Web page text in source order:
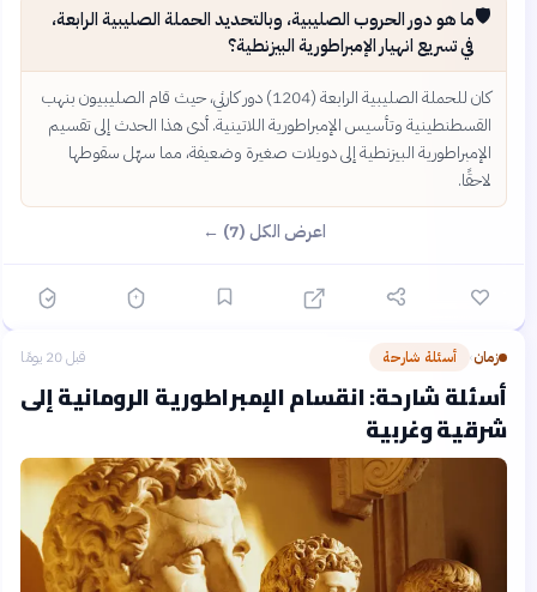
🛡️ما هو دور الحروب الصليبية، وبالتحديد الحملة الصليبية الرابعة،
في تسريع انهيار الإمبراطورية البيزنطية؟
كان للحملة الصليبية الرابعة (1204) دور كارثي، حيث قام الصليبيون بنهب
القسطنطينية وتأسيس الإمبراطورية اللاتينية. أدى هذا الحدث إلى تقسيم
الإمبراطورية البيزنطية إلى دويلات صغيرة وضعيفة، مما سهّل سقوطها
لاحقًا.
اعرض الكل (7) ←
زمان› أسئلة شارحة قبل 20 يومًا
أسئلة شارحة: انقسام الإمبراطورية الرومانية إلى
شرقية وغربية